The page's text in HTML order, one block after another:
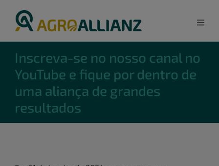
Inscreva-se no nosso canal no
YouTube e fique por dentro de
uma aliança de grandes
resultados